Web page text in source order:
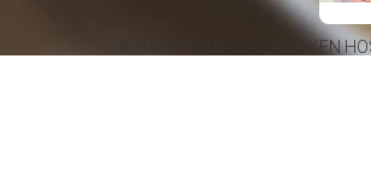
© SAISEIKAI KANAGAWAKEN